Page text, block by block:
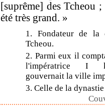
[suprême] des Tcheou
été très grand. »
1. Fondateur de la
Tcheou.
2. Parmi eux il
l'impératrice I
gouvernait la ville
3. Celle de la